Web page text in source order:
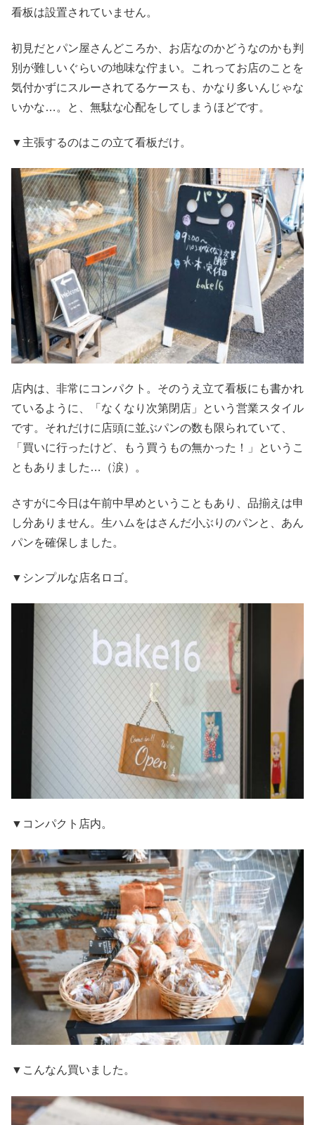
看板は設置されていません。
初見だとパン屋さんどころか、お店なのかどうなのかも判
別が難しいぐらいの地味な佇まい。これってお店のことを
気付かずにスルーされてるケースも、かなり多いんじゃな
いかな…。と、無駄な心配をしてしまうほどです。
▼主張するのはこの立て看板だけ。
店内は、非常にコンパクト。そのうえ立て看板にも書かれ
ているように、「なくなり次第閉店」という営業スタイル
です。それだけに店頭に並ぶパンの数も限られていて、
「買いに行ったけど、もう買うもの無かった！」というこ
ともありました…（涙）。
さすがに今日は午前中早めということもあり、品揃えは申
し分ありません。生ハムをはさんだ小ぶりのパンと、あん
パンを確保しました。
▼シンプルな店名ロゴ。
▼コンパクト店内。
▼こんなん買いました。